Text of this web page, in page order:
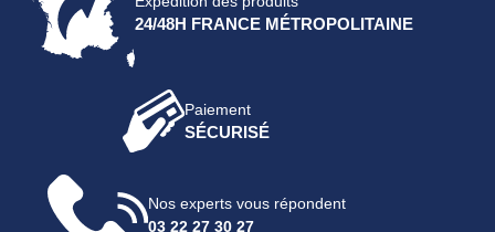
24/48H FRANCE MÉTROPOLITAINE
Paiement
SÉCURISÉ
Nos experts vous répondent
03 22 27 30 27